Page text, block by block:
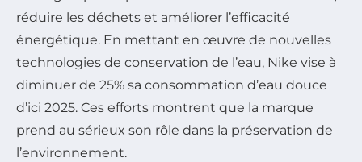
réduire les déchets et améliorer l’efficacité
énergétique. En mettant en œuvre de nouvelles
technologies de conservation de l’eau, Nike vise à
diminuer de 25% sa consommation d’eau douce
d’ici 2025. Ces efforts montrent que la marque
prend au sérieux son rôle dans la préservation de
l’environnement.